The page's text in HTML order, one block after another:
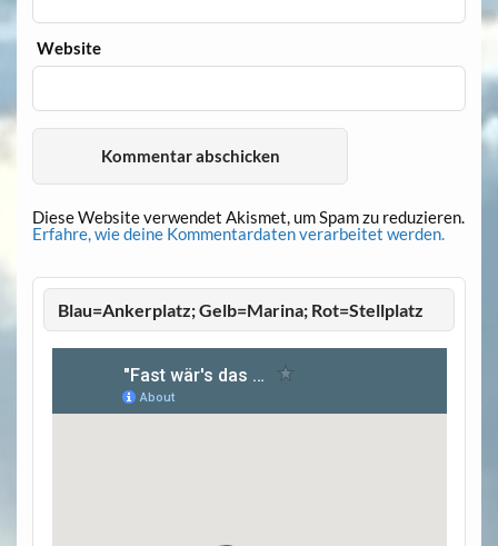
Website
Diese Website verwendet Akismet, um Spam zu reduzieren.
Erfahre, wie deine Kommentardaten verarbeitet werden.
Blau=Ankerplatz; Gelb=Marina; Rot=Stellplatz